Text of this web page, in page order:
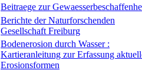
Beitraege zur
Berichte der Naturforschenden
Gesellschaft Freiburg
Bodenerosion durch Wasser :
Kartieranleitung zur Erfassung
Erosionsformen